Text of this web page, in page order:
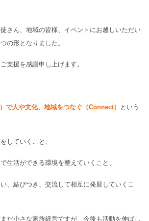
さん、地域の皆様、イベントにお越しいただい
の形となりました。
支援を感謝申し上げます。
で人や文化、地域をつなぐ（Connect）
という
していくこと、
生活ができる環境を整えていくこと、
、結びつき、交流して相互に発展していくこ
だ小さな家族経営ですが、今後も活動を伸ばし